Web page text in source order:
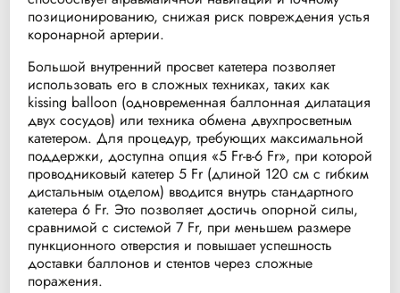
позиционированию, снижая риск повреждения устья
коронарной артерии.
Большой внутренний просвет катетера позволяет
использовать его в сложных техниках, таких как
kissing balloon (одновременная баллонная дилатация
двух сосудов) или техника обмена двухпросветным
катетером. Для процедур, требующих максимальной
поддержки, доступна опция «5 Fr-в-6 Fr», при которой
проводниковый катетер 5 Fr (длиной 120 см с гибким
дистальным отделом) вводится внутрь стандартного
катетера 6 Fr. Это позволяет достичь опорной силы,
сравнимой с системой 7 Fr, при меньшем размере
пункционного отверстия и повышает успешность
доставки баллонов и стентов через сложные
поражения.